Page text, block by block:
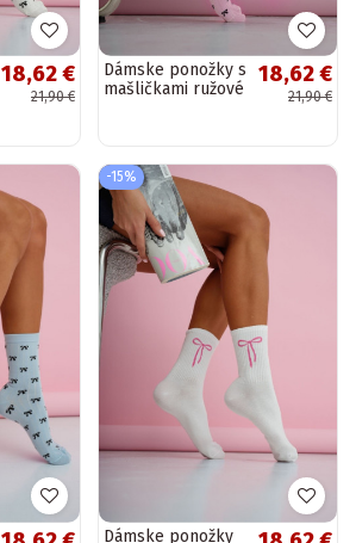
18,62 €
21,90 €
Dámske ponožky s
mašličkami ružové
18,62 €
21,90 €
-15%
Dámske ponožky